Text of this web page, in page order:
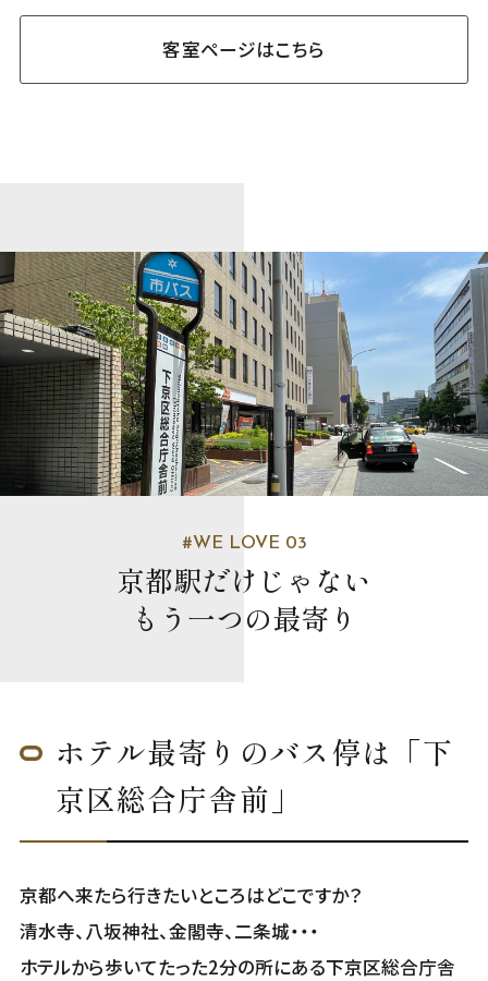
客室ページはこちら
#WE LOVE 03
京都駅だけじゃない
もう一つの最寄り
ホテル最寄りのバス停は「下
京区総合庁舎前」
京都へ来たら行きたいところはどこですか？
清水寺、八坂神社、金閣寺、二条城・・・
ホテルから歩いてたった2分の所にある下京区総合庁舎